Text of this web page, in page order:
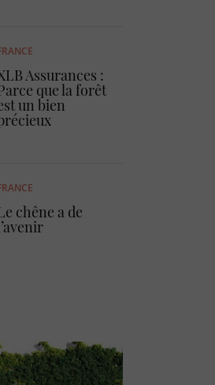
Assurances :
que la forêt
un bien
chêne a de